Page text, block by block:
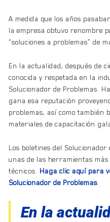
A medida que los años
la empresa obtuvo renombre
“soluciones a problemas” de
En la actualidad, después de
conocida y respetada en la
Solucionador de Problemas.
gana esa reputación
problemas, así como también
materiales de capacitación
Los boletines del Solucionador
unas de las herramientas
técnicos.
Haga clic aquí para
Solucionador de Problemas
En la